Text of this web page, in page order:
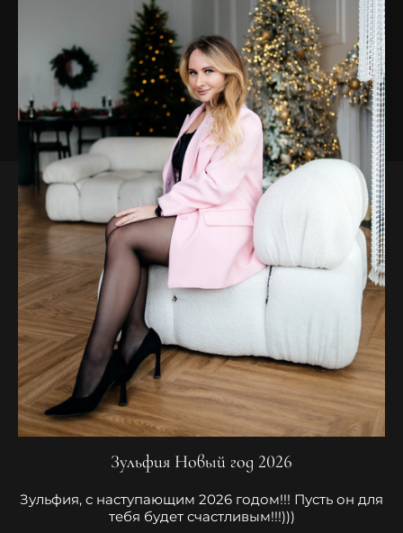
Зульфия Новый год 2026
Зульфия, с наступающим 2026 годом!!! Пусть он для
тебя будет счастливым!!!)))